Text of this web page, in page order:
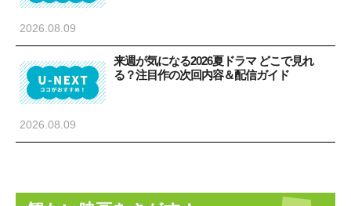
2026.08.09
来週が気になる2026夏ドラマ どこで見れ
る？注目作の次回内容＆配信ガイド
2026.08.09